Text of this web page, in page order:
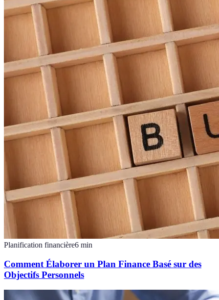
Planification financière6 min
Comment Élaborer un Plan Finance Basé sur des
Objectifs Personnels